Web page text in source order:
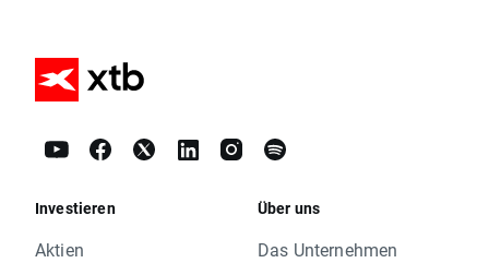
Investieren
Aktien
Über uns
Das Unternehmen